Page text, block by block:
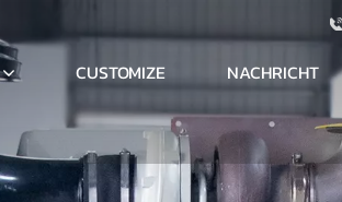
CUSTOMIZE NACHRICHT